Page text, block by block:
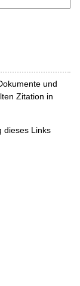
und
Zitation in
dieses Links